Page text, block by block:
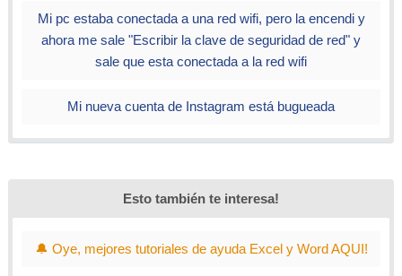
Mi pc estaba conectada a una red wifi, pero la encendi y
ahora me sale "Escribir la clave de seguridad de red" y
sale que esta conectada a la red wifi
Mi nueva cuenta de Instagram está bugueada
Esto también te interesa!
🔔 Oye, mejores tutoriales de ayuda Excel y Word AQUI!